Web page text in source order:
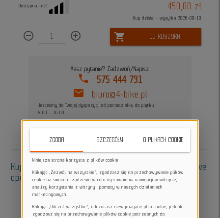
Dostępna ilość: 450,00 zł
Kup dzisiaj - wysyłka 2026-08-10
remove_circle_outline add_circle_outline shopping_cart DO KOSZYKA
Masz pytanie? Zadzwoń/Napisz
phone 575 444 731
mail biuro@4-bike.pl
Jesteśmy do Twojej dyspozycji od poniedziałku do piątku
8:00 - 16:00
Kup w zestawie - akcesoria do oklejania, dodatkowe
opcje:
ZGODA SZCZEGÓŁY O PLIKACH COOKIE
Niniejsza strona korzysta z plików cookie
Klikając „Zezwól na wszystkie”, zgadzasz się na przechowywanie plików
cookie na swoim urządzeniu w celu usprawnienia nawigacji w witrynie,
analizy korzystania z witryny i pomocy w naszych działaniach
marketingowych.
Klikając „Odrzuć wszystkie”, odrzucasz niewymagane pliki cookie, jednak
zgadzasz się na przechowywanie plików cookie potrzebnych do